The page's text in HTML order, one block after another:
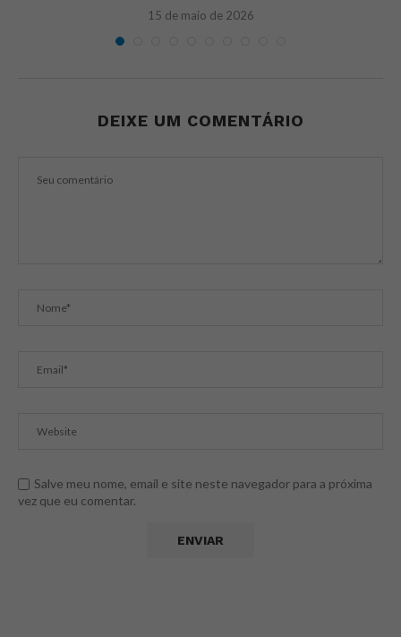
15 de maio de 2026
DEIXE UM COMENTÁRIO
Salve meu nome, email e site neste navegador para a próxima
vez que eu comentar.